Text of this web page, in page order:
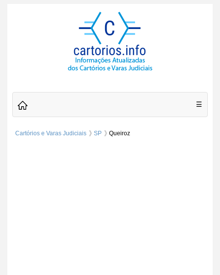
☰
Cartórios e Varas Judiciais SP Queiroz